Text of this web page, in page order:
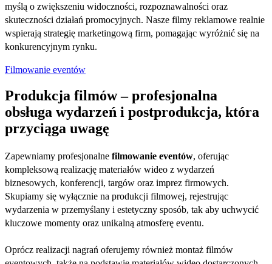
myślą o zwiększeniu widoczności, rozpoznawalności oraz
skuteczności działań promocyjnych. Nasze filmy reklamowe realnie
wspierają strategię marketingową firm, pomagając wyróżnić się na
konkurencyjnym rynku.
Filmowanie eventów
Produkcja filmów – profesjonalna
obsługa wydarzeń i postprodukcja, która
przyciąga uwagę
Zapewniamy profesjonalne filmowanie eventów, oferując
kompleksową realizację materiałów wideo z wydarzeń
biznesowych, konferencji, targów oraz imprez firmowych.
Skupiamy się wyłącznie na produkcji filmowej, rejestrując
wydarzenia w przemyślany i estetyczny sposób, tak aby uchwycić
kluczowe momenty oraz unikalną atmosferę eventu.
Oprócz realizacji nagrań oferujemy również montaż filmów